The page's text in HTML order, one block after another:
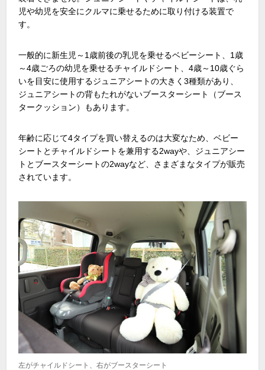
児や幼児を安全にクルマに乗せるために取り付ける装置で
す。
一般的に新生児～1歳前後の乳児を乗せるベビーシート、1歳
～4歳ごろの幼児を乗せるチャイルドシート、4歳～10歳ぐら
いを目安に使用するジュニアシートの大きく3種類があり、
ジュニアシートの背もたれがないブースターシート（ブース
タークッション）もあります。
年齢に応じて4タイプを買い替えるのは大変なため、ベビー
シートとチャイルドシートを兼用する2wayや、ジュニアシー
トとブースターシートの2wayなど、さまざまなタイプが販売
されています。
左がチャイルドシート、右がブースターシート